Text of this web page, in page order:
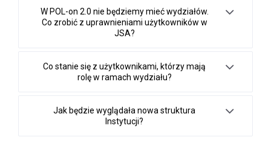
W POL-on 2.0 nie będziemy mieć wydziałów.
Co zrobić z uprawnieniami użytkowników w
JSA?
Co stanie się z użytkownikami, którzy mają
rolę w ramach wydziału?
Jak będzie wyglądała nowa struktura
Instytucji?